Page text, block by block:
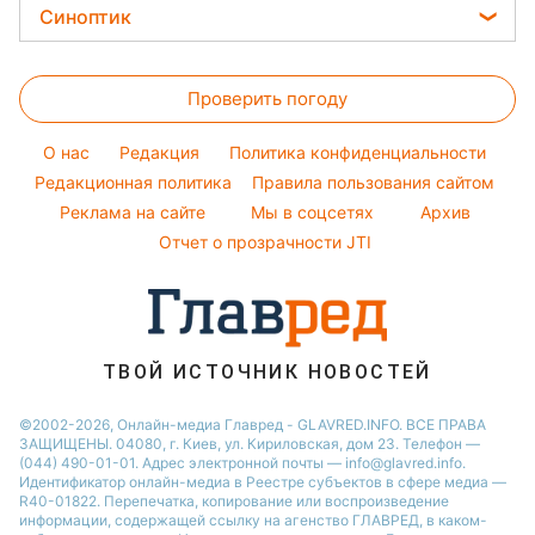
Новости Днепра
Ольга Сумская
Филипп Киркоров
Елена Зеленская
Ани Лорак
Кейт Миддлтон
Алла Пугачева
Легкие десерты
Праздничное меню
Авто
Стирка
Комнатные растения
Цены на продукты
Денежная помощь
Курс валют
Синоптик
Магнитные бури
Погода на сегодня
Погода на завтра
Пылевая буря
Проверить погоду
O нас Редакция
Политика конфиденциальности
Редакционная политика
Правила пользования сайтом
Реклама на сайте
Мы в соцсетях
Архив
Отчет о прозрачности JTI
ТВОЙ ИСТОЧНИК НОВОСТЕЙ
©2002-2026, Онлайн-медиа Главред - GLAVRED.INFO. ВСЕ ПРАВА
ЗАЩИЩЕНЫ. 04080, г. Киев, ул. Кириловская, дом 23. Телефон —
(044) 490-01-01. Адрес электронной почты — info@glavred.info.
Идентификатор онлайн-медиа в Реестре cубъектов в сфере медиа —
R40-01822. Перепечатка, копирование или воспроизведение
информации, содержащей ссылку на агенство ГЛАВРЕД, в каком-